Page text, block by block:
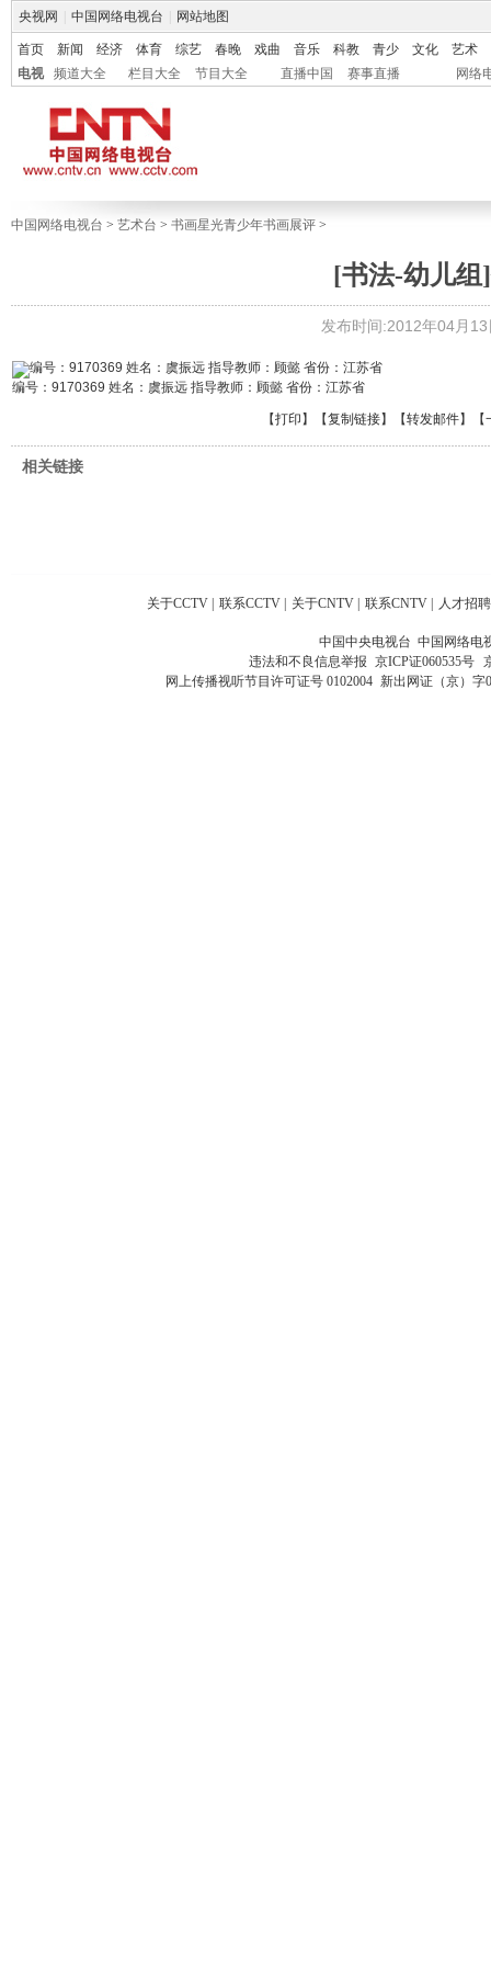
央视网 中国网络电视台 网站地图
首页 新闻 经济 体育 综艺 春晚 戏曲 音乐 科教 青少 文化
艺术
电视
频道大全 栏目大全 节目大全 直播中国 赛事直播 网络
中国网络电视台 > 艺术台 > 书画星光青少年书画展评 >
[书法-幼儿组
发布时间:2012年04月
编号：9170369 姓名：虞振远 指导教师：顾懿 省份：江苏省
【打印 】【复制链接】【转发邮件】
相关链接
关于CCTV 联系CCTV 关于CNTV 联系CNTV 人才招聘
中国中央电视台 中国网络电
违法和不良信息举报 京ICP证060535号
网上传播视听节目许可证号 0102004 新出网证（京）